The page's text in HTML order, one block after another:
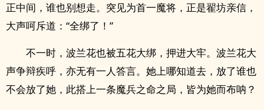
正中间，谁也别想走。突见为首一魔将，正是翟坊亲信，
大声呵斥道：“全绑了！”
不一时，波兰花也被五花大绑，押进大牢。波兰花大
声争辩疾呼，亦无有一人答言。她上哪知道去，放了谁也
不会放了她，此搭上一条魔兵之命之局，皆为她而布呐？